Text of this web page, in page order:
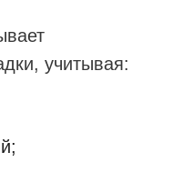
учитывая: